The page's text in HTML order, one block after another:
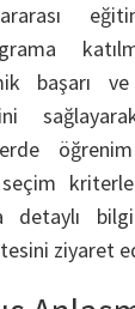
başarı
detaylı
ziyaret